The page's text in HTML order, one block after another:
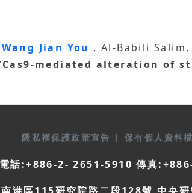
Wang Jian You , Al-Babili
mediated alteration of
隱私權保護政策宣告 | 保有個人資料
電話:+886-2- 2651-5910 傳真